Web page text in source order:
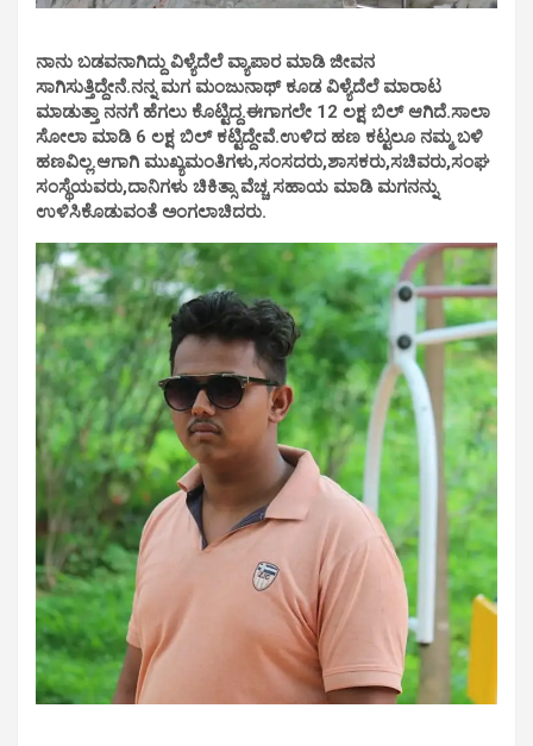
ನಾನು ಬಡವನಾಗಿದ್ದು ವಿಳ್ಯೆದೆಲೆ ವ್ಯಾಪಾರ ಮಾಡಿ ಜೀವನ
ಸಾಗಿಸುತ್ತಿದ್ದೇನೆ.ನನ್ನ ಮಗ ಮಂಜುನಾಥ್ ಕೂಡ ವಿಳ್ಯೆದೆಲೆ ಮಾರಾಟ
ಮಾಡುತ್ತಾ ನನಗೆ ಹೆಗಲು ಕೊಟ್ಟಿದ್ದ.ಈಗಾಗಲೇ 12 ಲಕ್ಷ ಬಿಲ್ ಆಗಿದೆ.ಸಾಲಾ
ಸೋಲಾ ಮಾಡಿ 6 ಲಕ್ಷ ಬಿಲ್ ಕಟ್ಟಿದ್ದೇವೆ.ಉಳಿದ ಹಣ ಕಟ್ಟಲೂ ನಮ್ಮ‌ ಬಳಿ
ಹಣವಿಲ್ಲ.ಆಗಾಗಿ ಮುಖ್ಯಮಂತಿಗಳು,ಸಂಸದರು,ಶಾಸಕರು,ಸಚಿವರು,ಸಂಘ
ಸಂಸ್ಥೆಯವರು,ದಾನಿಗಳು ಚಿಕಿತ್ಸಾ ವೆಚ್ಚ ಸಹಾಯ ಮಾಡಿ ಮಗನನ್ನು
ಉಳಿಸಿಕೊಡುವಂತೆ ಅಂಗಲಾಚಿದರು.